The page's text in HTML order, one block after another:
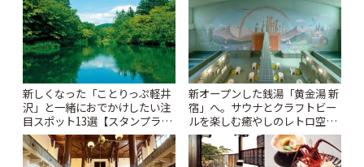
新しくなった「ことりっぷ軽井
沢」と一緒におでかけしたい注
目スポット13選【スタンプラリ
ー開催中】 | ことりっぷ
新オープンした銭湯「黄金湯 新
宿」へ。サウナとクラフトビー
ルを楽しむ癒やしのレトロ空間
| ことりっぷ